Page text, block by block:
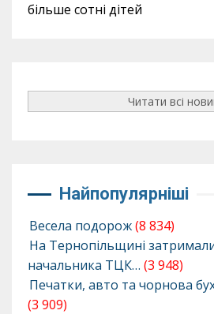
більше сотні дітей
Читати всі
Найпопулярніші
Весела подорож(8 834)
На Тернопільщині
начальника ТЦК… (3 948)
Печатки, авто та чорнова
(3 909)